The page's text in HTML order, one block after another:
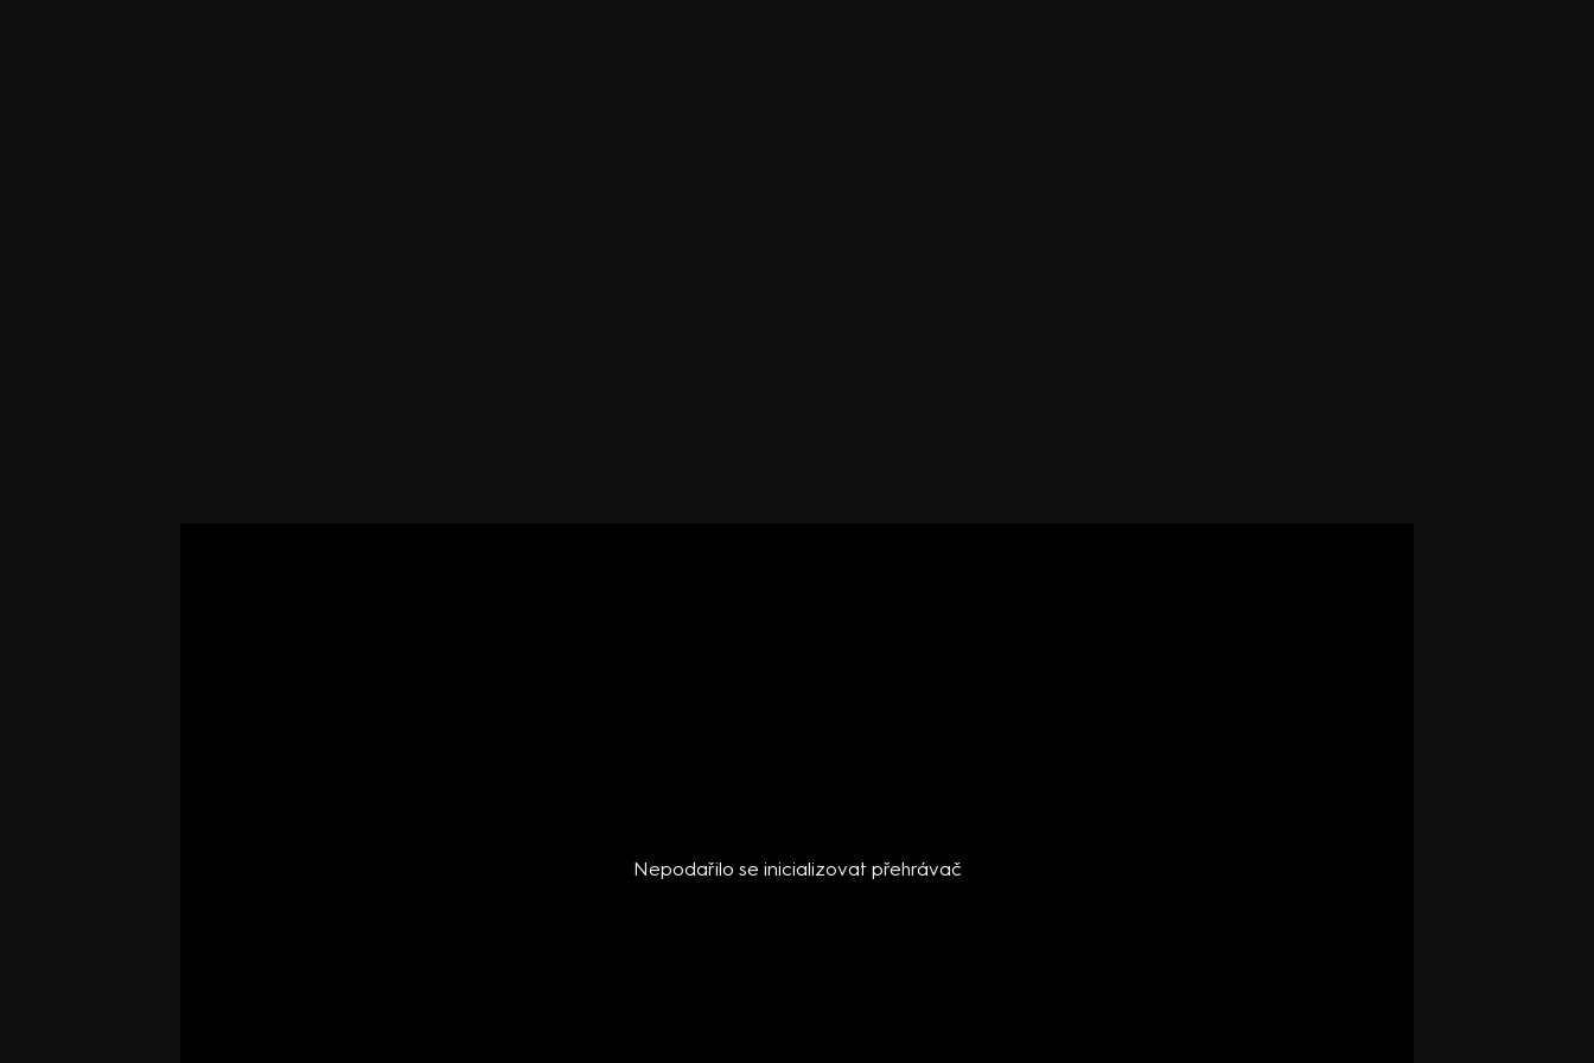
Nepodařilo se inicializovat přehrávač